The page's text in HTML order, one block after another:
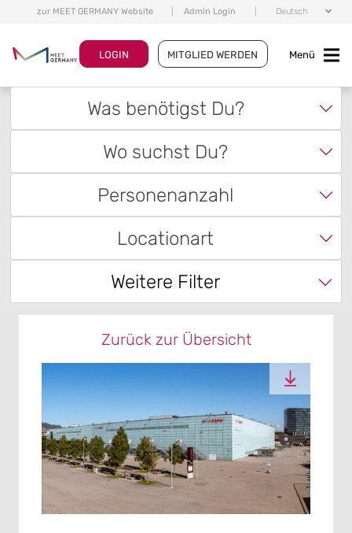
zur MEET GERMANY Website Admin Login Deutsch
LOGIN MITGLIED WERDEN Menü
Was benötigst Du?
Wo suchst Du?
Personenanzahl
Locationart
Weitere Filter
Zurück zur Übersicht